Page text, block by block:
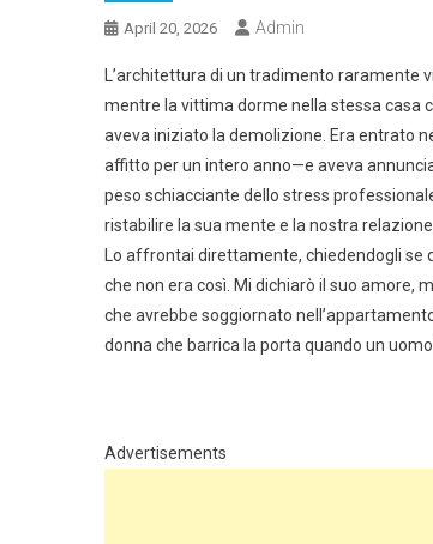
April 20, 2026 Admin
L’architettura di un tradimento raramente
mentre la vittima dorme nella stessa casa
aveva iniziato la demolizione. Era entrato
affitto per un intero anno—e aveva
peso schiacciante dello stress
ristabilire la sua mente e la nostra
Lo affrontai direttamente, chiedendogli
che non era così. Mi dichiarò il suo amore,
che avrebbe soggiornato
donna che barrica la porta quando un
Advertisements